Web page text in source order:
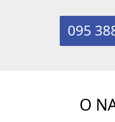
095
O